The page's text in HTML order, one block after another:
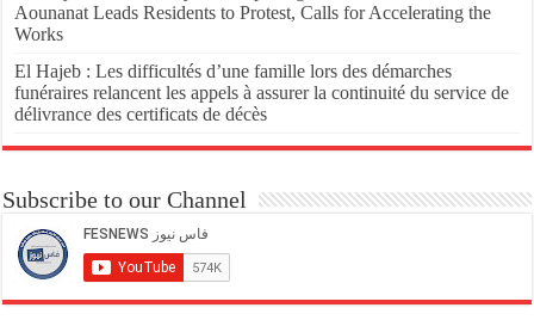
Aounanat Leads Residents to Protest, Calls for Accelerating the
Works
El Hajeb : Les difficultés d’une famille lors des démarches
funéraires relancent les appels à assurer la continuité du service de
délivrance des certificats de décès
Subscribe to our Channel